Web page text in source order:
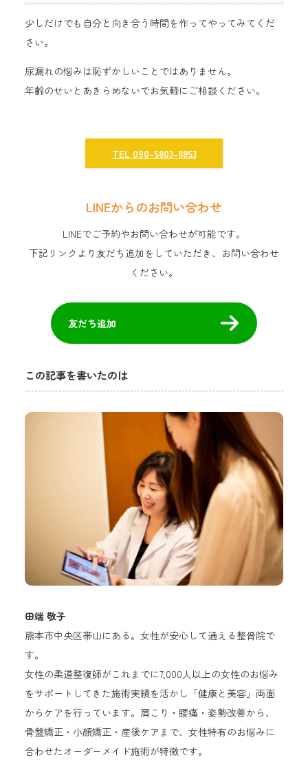
少しだけでも自分と向き合う時間を作ってやってみてくだ
さい。
尿漏れの悩みは恥ずかしいことではありません。
年齢のせいとあきらめないでお気軽にご相談ください。
TEL 090-5803-8853
LINEからのお問い合わせ
LINEでご予約やお問い合わせが可能です。
下記リンクより友だち追加をしていただき、お問い合わせ
ください。
友だち追加
この記事を書いたのは
田端 敬子
熊本市中央区帯山にある。女性が安心して通える整骨院で
す。
女性の柔道整復師がこれまでに7,000人以上の女性のお悩み
をサポートしてきた施術実績を活かし「健康と美容」両面
からケアを行っています。肩こり・腰痛・姿勢改善から、
骨盤矯正・小顔矯正・産後ケアまで、女性特有のお悩みに
合わせたオーダーメイド施術が特徴です。